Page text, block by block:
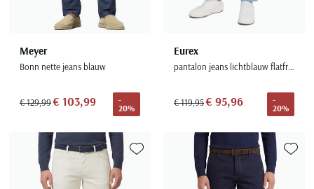
Meyer
Bonn nette jeans blauw
€ 129,99€ 103,99
-
20%
Eurex
pantalon jeans lichtblauw flatfront
€ 119,95€ 95,96
-
20%
Toevoegen aan favorieten